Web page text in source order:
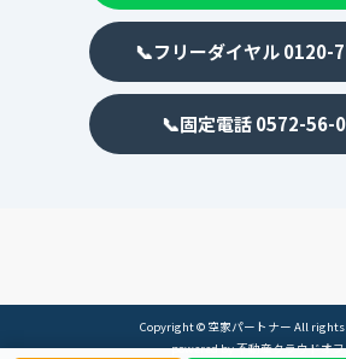
📞フリーダイヤル 0120-
📞固定電話 0572-56-
Copyright © 空家パートナー All rights
powered by 不動産クラウドオ